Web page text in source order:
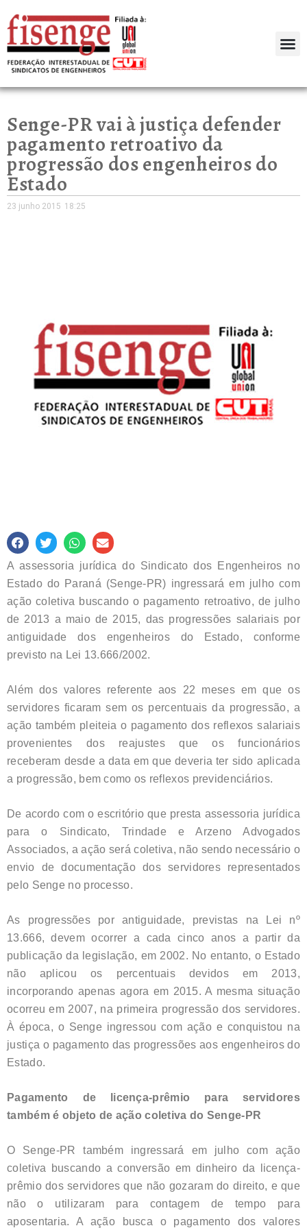
Senge-PR vai à justiça defender
pagamento retroativo da
progressão dos engenheiros do
Estado
23 junho 2015 18:25
A assessoria jurídica do Sindicato dos Engenheiros no
Estado do Paraná (Senge-PR) ingressará em julho com
ação coletiva buscando o pagamento retroativo, de julho
de 2013 a maio de 2015, das progressões salariais por
antiguidade dos engenheiros do Estado, conforme
previsto na Lei 13.666/2002.
Além dos valores referente aos 22 meses em que os
servidores ficaram sem os percentuais da progressão, a
ação também pleiteia o pagamento dos reflexos salariais
provenientes dos reajustes que os funcionários
receberam desde a data em que deveria ter sido aplicada
a progressão, bem como os reflexos previdenciários.
De acordo com o escritório que presta assessoria jurídica
para o Sindicato, Trindade e Arzeno Advogados
Associados, a ação será coletiva, não sendo necessário o
envio de documentação dos servidores representados
pelo Senge no processo.
As progressões por antiguidade, previstas na Lei nº
13.666, devem ocorrer a cada cinco anos a partir da
publicação da legislação, em 2002. No entanto, o Estado
não aplicou os percentuais devidos em 2013,
incorporando apenas agora em 2015. A mesma situação
ocorreu em 2007, na primeira progressão dos servidores.
À época, o Senge ingressou com ação e conquistou na
justiça o pagamento das progressões aos engenheiros do
Estado.
Pagamento de licença-prêmio para servidores
também é objeto de ação coletiva do Senge-PR
O Senge-PR também ingressará em julho com ação
coletiva buscando a conversão em dinheiro da licença-
prêmio dos servidores que não gozaram do direito, e que
não o utilizaram para contagem de tempo para
aposentaria. A ação busca o pagamento dos valores